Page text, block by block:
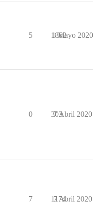
5 1862
1 Mayo 2020
0 303
7 Abril 2020
7 1174
7 Abril 2020